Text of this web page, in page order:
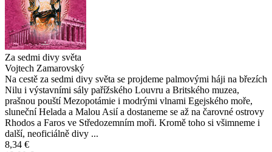
Za sedmi divy světa
Vojtech Zamarovský
Na cestě za sedmi divy světa se projdeme palmovými háji na březích
Nilu i výstavními sály pařížského Louvru a Britského muzea,
prašnou pouští Mezopotámie i modrými vlnami Egejského moře,
sluneční Helada a Malou Asií a dostaneme se až na čarovné ostrovy
Rhodos a Faros ve Středozemním moři. Kromě toho si všimneme i
další, neoficiálně divy ...
8,34 €